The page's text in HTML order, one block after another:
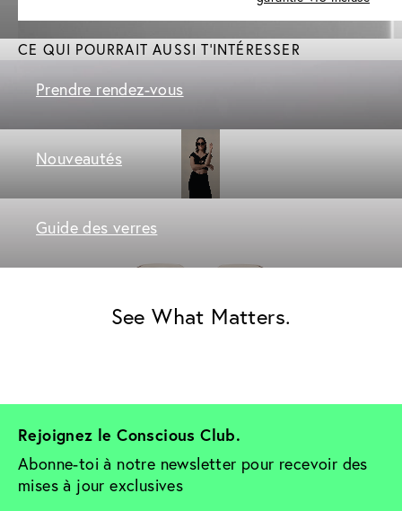
CE QUI POURRAIT AUSSI T'INTÉRESSER
Prendre rendez-vous
Nouveautés
Guide des verres
See What Matters.
Rejoignez le Conscious Club.
Abonne-toi à notre newsletter pour recevoir des
mises à jour exclusives